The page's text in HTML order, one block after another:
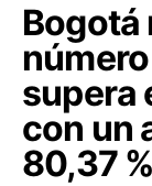
Bogotá
supera
con un
80,37 %